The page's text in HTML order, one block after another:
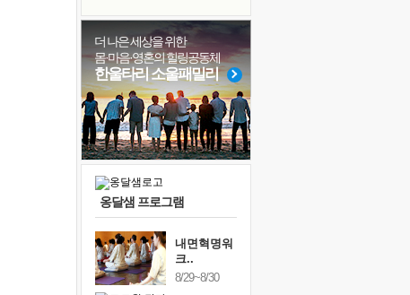
'말 타는 법'을 먼저
졸업식 사진을 보며
극심한 변비, 어깨결림, 수면 장애
아픈 아버지를 위한 공간 설계
슬럼프
보고 싶은 어머니
유년 시절의 부산 영도 바다
못된 꼰대들
너무 황홀한 꽃들이여!
#독서캠프
#면역력
#희망
#유튜브
#명상
#독서
#나눔
#계획
#사람
#위기
#극복
#선택
#링컨학교
더 나은 세상을 위한
몸·마음·영혼의 힐링공동체
한울타리 소울패밀리
옹달샘 프로그램
내면혁명워
크..
8/29~8/30